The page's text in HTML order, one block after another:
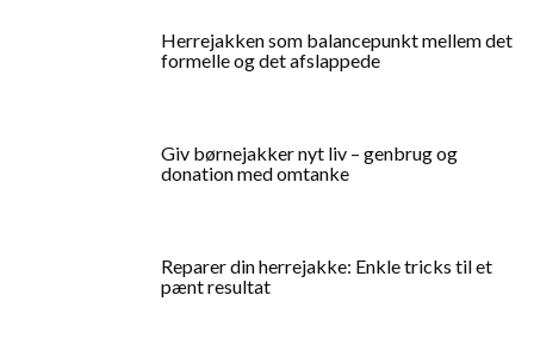
Herrejakken som balancepunkt mellem det
formelle og det afslappede
Giv børnejakker nyt liv – genbrug og
donation med omtanke
Reparer din herrejakke: Enkle tricks til et
pænt resultat